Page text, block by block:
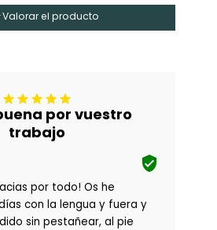
Valorar el producto
    
por vuestro
trabajo

por todo! Os he
con la lengua y fuera y
sin pestañear, al pie